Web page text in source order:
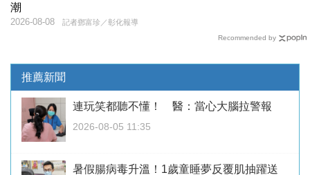
潮
記者鄧富珍／彰化報導
2026-08-08
Recommended by
推薦新聞
連玩笑都聽不懂！ 醫：當心大腦拉警報
2026-08-05 11:35
暑假腸病毒升溫！1歲童睡夢反覆肌抽躍送